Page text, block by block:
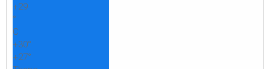
+29
°
C
+30°
+27°